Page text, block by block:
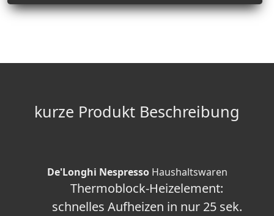
kurze Produkt Beschreibung
De'Longhi NespressoHaushaltswaren
Thermoblock-Heizelement:
schnelles Aufheizen in nur 25 sek.